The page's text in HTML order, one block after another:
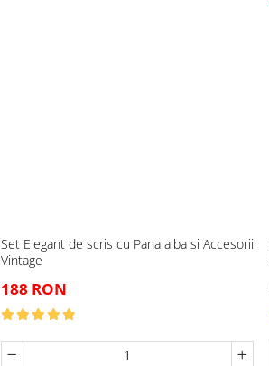
Set Elegant de scris cu Pana alba si Accesorii
Vintage
188 RON